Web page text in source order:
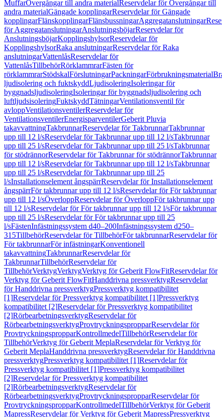
MuffarÖvergångar till andra materialReservdelar för Övergångar till
andra materialGängade kopplingarReservdelar för Gängade
kopplingarFlänskopplingarFlänsbussningarAggregatanslutningar
för AggregatanslutningarAnslutningsböjarReservdelar för
AnslutningsböjarKopplingshylsorReservdelar för
KopplingshylsorRaka anslutningarReservdelar för Raka
anslutningarVattenlåsReservdelar för
VattenlåsTillbehörRörklammrarFästen för
rörklammrarStödskalFörslutningarPackningarFörbrukningsmaterial
ljudisolering och fuktskyddLjudisoleringIsoleringar för
byggnadsljudisoleringIsoleringar för byggnadsljudisolering och
luftljudsisoleringFuktskyddTätningarVentilationsventil för
avloppVentilationsventilerReservdelar för
VentilationsventilerEnergisparventilerGeberit Pluvia
takavvattningTakbrunnarReservdelar för TakbrunnarTakbrunnar
upp till 12 l/sReservdelar för Takbrunnar upp till 12 l/sTakbrunnar
upp till 25 l/sReservdelar för Takbrunnar upp till 25 l/sTakbrunnar
för stödrännorReservdelar för Takbrunnar för stödrännorTakbrunnar
upp till 12 l/sReservdelar för Takbrunnar upp till 12 l/sTakbrunnar
upp till 25 l/sReservdelar för Takbrunnar upp till 25
l/sInstallationselement ångspärrReservdelar för Installationselement
ångspärrFör takbrunnar upp till 12 l/sReservdelar för För takbrunnar
upp till 12 l/sÖverloppReservdelar för ÖverloppFör takbrunnar upp
till 12 l/sReservdelar för För takbrunnar upp till 12 l/sFör takbrunnar
upp till 25 l/sReservdelar för För takbrunnar upp till 25
l/sFästenInfästningssystem d40–200Infästningssystem d250–
315TillbehörReservdelar för TillbehörFör takbrunnarReservdelar för
För takbrunnarFör infästningarKonventionell
takavvattningTakbrunnarReservdelar för
TakbrunnarTillbehörReservdelar för
TillbehörVerktygVerktygVerktyg för Geberit FlowFitReservdelar för
Verktyg för Geberit FlowFitHanddrivna pressverktygReservdelar
för Handdrivna pressverktygPressverktyg kompatibilitet
[1]Reservdelar för Pressverktyg kompatibilitet [1]Pressverktyg
kompatibilitet [2]Reservdelar för Pressverktyg kompatibilitet
[2]RörbearbetningsverktygReservdelar för
RörbearbetningsverktygProvtryckningspropparReservdelar för
ProvtryckningspropparKontrollmedelTillbehörReservdelar för
TillbehörVerktyg för Geberit MeplaReservdelar för Verktyg för
Geberit MeplaHanddrivna pressverktygReservdelar för Handdrivna
pressverktygPressverktyg kompatibilitet [1]Reservdelar för
Pressverktyg kompatibilitet [1]Pressverktyg kompatibilitet
[2]Reservdelar för Pressverktyg kompatibilitet
[2]RörbearbetningsverktygReservdelar för
RörbearbetningsverktygProvtryckningspropparReservdelar för
ProvtryckningspropparKontrollmedelTillbehörVerktyg för Geberit
MapressReservdelar för Verktyg för Geberit MapressPressverktyg